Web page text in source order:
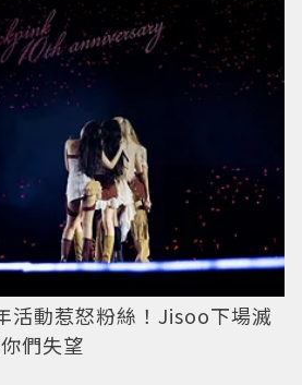
活動惹怒粉絲！Jisoo下場滅
們失望